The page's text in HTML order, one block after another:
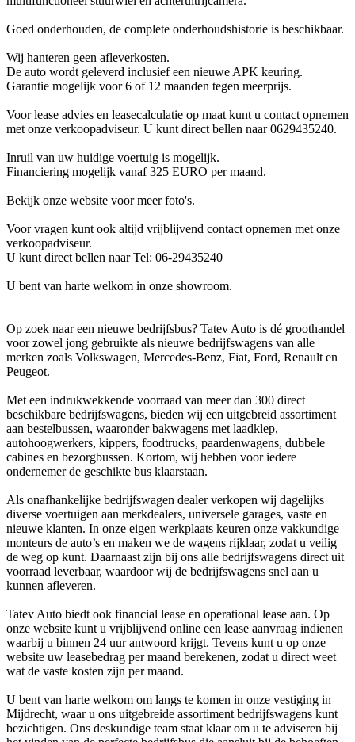
Goed onderhouden, de complete onderhoudshistorie is beschikbaar.
Wij hanteren geen afleverkosten.
De auto wordt geleverd inclusief een nieuwe APK keuring.
Garantie mogelijk voor 6 of 12 maanden tegen meerprijs.
Voor lease advies en leasecalculatie op maat kunt u contact opnemen
met onze verkoopadviseur. U kunt direct bellen naar 0629435240.
Inruil van uw huidige voertuig is mogelijk.
Financiering mogelijk vanaf 325 EURO per maand.
Bekijk onze website voor meer foto's.
Voor vragen kunt ook altijd vrijblijvend contact opnemen met onze
verkoopadviseur.
U kunt direct bellen naar Tel: 06-29435240
U bent van harte welkom in onze showroom.
Op zoek naar een nieuwe bedrijfsbus? Tatev Auto is dé groothandel
voor zowel jong gebruikte als nieuwe bedrijfswagens van alle
merken zoals Volkswagen, Mercedes-Benz, Fiat, Ford, Renault en
Peugeot.
Met een indrukwekkende voorraad van meer dan 300 direct
beschikbare bedrijfswagens, bieden wij een uitgebreid assortiment
aan bestelbussen, waaronder bakwagens met laadklep,
autohoogwerkers, kippers, foodtrucks, paardenwagens, dubbele
cabines en bezorgbussen. Kortom, wij hebben voor iedere
ondernemer de geschikte bus klaarstaan.
Als onafhankelijke bedrijfswagen dealer verkopen wij dagelijks
diverse voertuigen aan merkdealers, universele garages, vaste en
nieuwe klanten. In onze eigen werkplaats keuren onze vakkundige
monteurs de auto’s en maken we de wagens rijklaar, zodat u veilig
de weg op kunt. Daarnaast zijn bij ons alle bedrijfswagens direct uit
voorraad leverbaar, waardoor wij de bedrijfswagens snel aan u
kunnen afleveren.
Tatev Auto biedt ook financial lease en operational lease aan. Op
onze website kunt u vrijblijvend online een lease aanvraag indienen
waarbij u binnen 24 uur antwoord krijgt. Tevens kunt u op onze
website uw leasebedrag per maand berekenen, zodat u direct weet
wat de vaste kosten zijn per maand.
U bent van harte welkom om langs te komen in onze vestiging in
Mijdrecht, waar u ons uitgebreide assortiment bedrijfswagens kunt
bezichtigen. Ons deskundige team staat klaar om u te adviseren bij